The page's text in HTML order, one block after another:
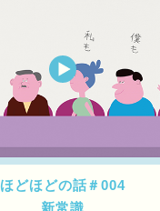
ほどほどの話＃004
新常識